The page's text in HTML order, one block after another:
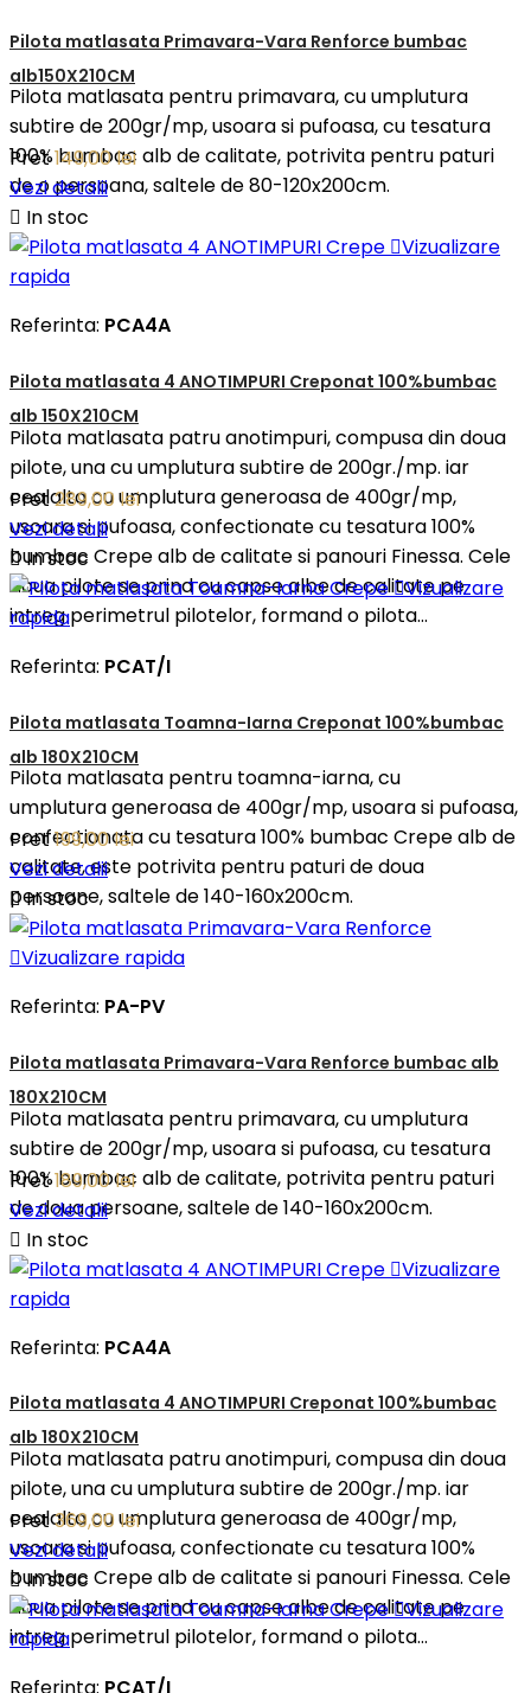
Pilota matlasata Primavara-Vara Renforce bumbac
alb150X210CM
Pilota matlasata pentru primavara, cu umplutura
subtire de 200gr/mp, usoara si pufoasa, cu tesatura
100% bumbac alb de calitate, potrivita pentru paturi
de o persoana, saltele de 80-120x200cm.
Pret149,00 lei
Vezi detalii
 In stoc
Vizualizare
rapida
Referinta: PCA4A
Pilota matlasata 4 ANOTIMPURI Creponat 100%bumbac
alb 150X210CM
Pilota matlasata patru anotimpuri, compusa din doua
pilote, una cu umplutura subtire de 200gr./mp. iar
cealalta cu umplutura generoasa de 400gr/mp,
usoara si pufoasa, confectionate cu tesatura 100%
bumbac Crepe alb de calitate si panouri Finessa. Cele
doua pilote se prind cu capse albe de calitate pe
intreg perimetrul pilotelor, formand o pilota...
Pret289,00 lei
Vezi detalii
In stoc
Vizualizare
rapida
Referinta: PCAT/I
Pilota matlasata Toamna-Iarna Creponat 100%bumbac
alb 180X210CM
Pilota matlasata pentru toamna-iarna, cu
umplutura generoasa de 400gr/mp, usoara si pufoasa,
confectionata cu tesatura 100% bumbac Crepe alb de
calitate, este potrivita pentru paturi de doua
persoane, saltele de 140-160x200cm.
Pret199,00 lei
Vezi detalii
In stoc
Vizualizare rapida
Referinta: PA-PV
Pilota matlasata Primavara-Vara Renforce bumbac alb
180X210CM
Pilota matlasata pentru primavara, cu umplutura
subtire de 200gr/mp, usoara si pufoasa, cu tesatura
100% bumbac alb de calitate, potrivita pentru paturi
de doua persoane, saltele de 140-160x200cm.
Pret189,00 lei
Vezi detalii
 In stoc
Vizualizare
rapida
Referinta: PCA4A
Pilota matlasata 4 ANOTIMPURI Creponat 100%bumbac
alb 180X210CM
Pilota matlasata patru anotimpuri, compusa din doua
pilote, una cu umplutura subtire de 200gr./mp. iar
cealalta cu umplutura generoasa de 400gr/mp,
usoara si pufoasa, confectionate cu tesatura 100%
bumbac Crepe alb de calitate si panouri Finessa. Cele
doua pilote se prind cu capse albe de calitate pe
intreg perimetrul pilotelor, formand o pilota...
Pret369,00 lei
Vezi detalii
In stoc
Vizualizare
rapida